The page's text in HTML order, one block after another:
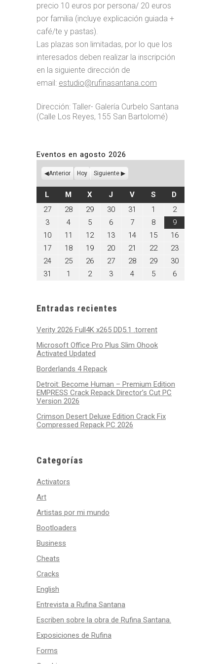
precio 10 euros por persona/ 20 euros
por familia (incluye explicación guiada +
café/te y pastas).
Las plazas son limitadas, por lo que los
interesados deben realizar la inscripción
en la siguiente dirección de
email: estudio@rufinasantana. com
Dirección: Taller- Galería Curbelo Santana
(Calle Los Reyes, 155 San Bartolomé)
Eventos en agosto 2026
Anterior Hoy Siguiente
L LUNES
M MARTES
XMIÉRCOLES
J JUEVES
VVIERNES
SSÁBADO
D
27julio
28julio
29julio
30julio
31 1
agosto
2026
2agosto
2,
2026
3agosto
3,
2026
4agosto
4,
2026
5agosto
5,
2026
6agosto
6,
2026
7agosto
7,
2026
8agosto
8,
2026
9agosto
9,
2026
10agosto
10,
11
agosto
2026
12agosto
2026
13agosto
2026
14agosto
2026
15agosto
2026
16agosto
2026
17agosto
2026
18agosto
18,
2026
19agosto
2026
20agosto
20,
2026
21
agosto
2026
22agosto
2026
23agosto
23,
2026
24agosto
25agosto
26agosto
27agosto
28agosto
29agosto
30agosto
31
agosto
1
septiembre
2septiembre
3septiembre
4septiembre
5septiembre
6septiembre
Entradas recientes
Verity 2026 Full4K x265 DD5.1 .torrent
Microsoft Office Pro Plus Slim Ohook
Activated Updated
Borderlands 4 Repack
Detroit: Become Human – Premium Edition
EMPRESS Crack Repack Director’s Cut PC
Version 2026
Crimson Desert Deluxe Edition Crack Fix
Compressed Repack PC 2026
Categorías
Activators
Art
Artistas por mi mundo
Bootloaders
Business
Cheats
Cracks
English
Entrevista a Rufina Santana
Escriben sobre la obra de Rufina Santana.
Exposiciones de Rufina
Forms